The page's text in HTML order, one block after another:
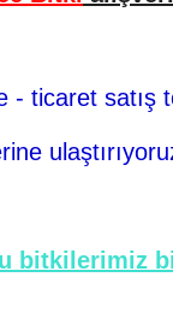
- ticaret satış
bitkilerimiz